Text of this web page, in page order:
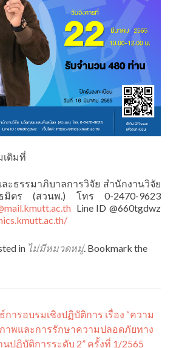
ติมที่
ะธรรมาภิบาลการวิจัย สำนักงานวิจัย
มิตร (สวนพ.) โทร 0-2470-9623
Line ID @660tgdwz
in ไม่มีหมวดหมู่. Bookmark the
ารอบรมเชิงปฏิบัติการ เรื่อง “ความ
าพและการรักษาความปลอดภัยทาง
ปฏิบัติการระดับ 2” ครั้งที่ 1/2565